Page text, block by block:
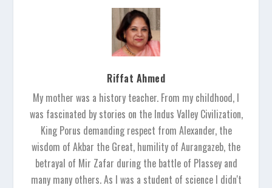
Riffat Ahmed
My mother was a history teacher. From my childhood, I
was fascinated by stories on the Indus Valley Civilization,
King Porus demanding respect from Alexander, the
wisdom of Akbar the Great, humility of Aurangazeb, the
betrayal of Mir Zafar during the battle of Plassey and
many many others. As I was a student of science I didn't